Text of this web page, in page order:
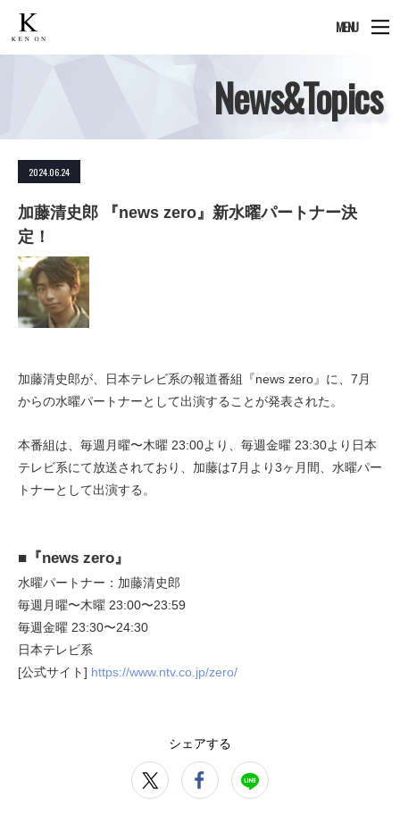
MENU
News&Topics
2024.06.24
加藤清史郎 『news zero』新水曜パートナー決
定！
加藤清史郎が、日本テレビ系の報道番組『news zero』に、7月
からの水曜パートナーとして出演することが発表された。
本番組は、毎週月曜〜木曜 23:00より、毎週金曜 23:30より日本
テレビ系にて放送されており、加藤は7月より3ヶ月間、水曜パー
トナーとして出演する。
■『news zero』
水曜パートナー：加藤清史郎
毎週月曜〜木曜 23:00〜23:59
毎週金曜 23:30〜24:30
日本テレビ系
[公式サイト] https://www.ntv.co.jp/zero/
シェアする